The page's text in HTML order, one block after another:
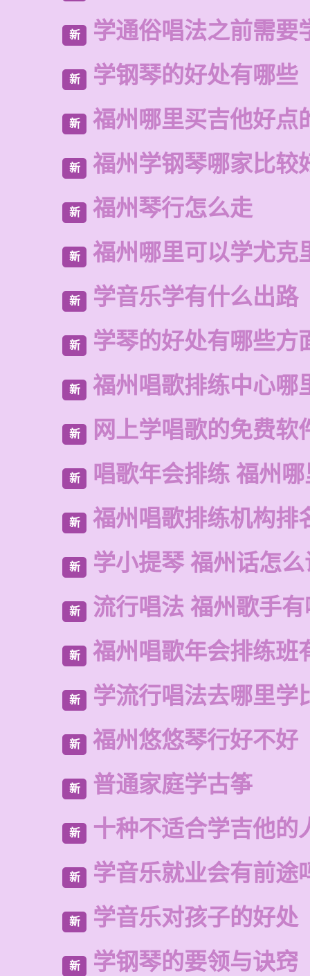
新 学通俗唱法之前需要
新 学钢琴的好处有哪些
新 福州哪里买吉他好点
新 福州学钢琴哪家比较
新 福州琴行怎么走
新 福州哪里可以学尤克
新 学音乐学有什么出路
新 学琴的好处有哪些方
新 福州唱歌排练中心哪
新 网上学唱歌的免费软
新 唱歌年会排练 福州
新 福州唱歌排练机构排
新 学小提琴 福州话怎
新 流行唱法 福州歌手
新 福州唱歌年会排练班
新 学流行唱法去哪里学
新 福州悠悠琴行好不好
新 普通家庭学古筝
新 十种不适合学吉他的
新 学音乐就业会有前途
新 学音乐对孩子的好处
新 学钢琴的要领与诀窍